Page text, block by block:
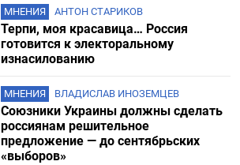
МНЕНИЯ АНТОН СТАРИКОВ
Терпи, моя красавица… Россия
готовится к электоральному
изнасилованию
МНЕНИЯ ВЛАДИСЛАВ ИНОЗЕМЦЕВ
Союзники Украины должны сделать
россиянам решительное
предложение — до сентябрьских
«выборов»